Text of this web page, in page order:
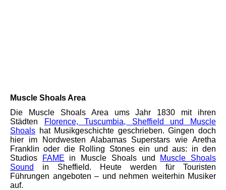
Muscle Shoals Area
Die Muscle Shoals Area ums Jahr 1830 mit ihren
Städten
Florence, Tuscumbia, Sheffield und
Muscle
Shoals hat Musikgeschichte geschrieben. Gingen doch
hier im Nordwesten Alabamas Superstars wie Aretha
Franklin oder die Rolling Stones ein und aus: in den
Studios
FAME in Muscle Shoals und
Muscle Shoals
Sound
in Sheffield. Heute werden für Touristen
Führungen angeboten – und nehmen weiterhin Musiker
auf.